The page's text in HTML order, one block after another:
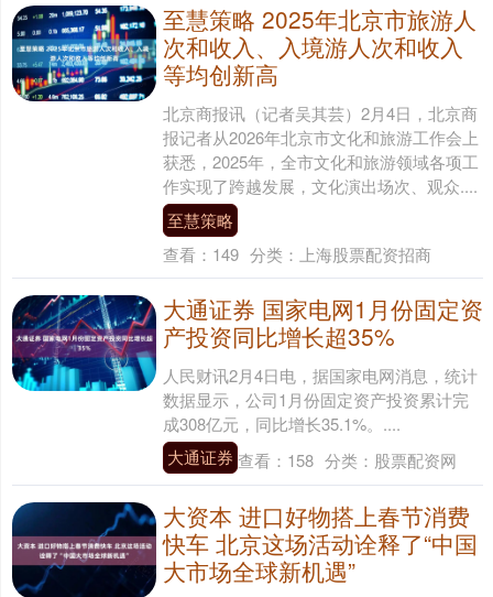
至慧策略 2025年北京市旅游人
次和收入、入境游人次和收入
等均创新高
北京商报讯（记者吴其芸）2月4日，北京商
报记者从2026年北京市文化和旅游工作会上
获悉，2025年，全市文化和旅游领域各项工
作实现了跨越发展，文化演出场次、观众....
至慧策略
查看： 149 分类： 上海股票配资招商
大通证券 国家电网1月份固定资
产投资同比增长超35%
人民财讯2月4日电，据国家电网消息，统计
数据显示，公司1月份固定资产投资累计完
成308亿元，同比增长35.1%。....
大通证券 查看： 158 分类： 股票配资网
大资本 进口好物搭上春节消费
快车 北京这场活动诠释了“中国
大市场全球新机遇”